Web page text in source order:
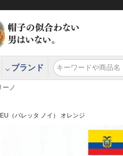
ブランド
ーノ
（パレッタ ノイ） オレンジ